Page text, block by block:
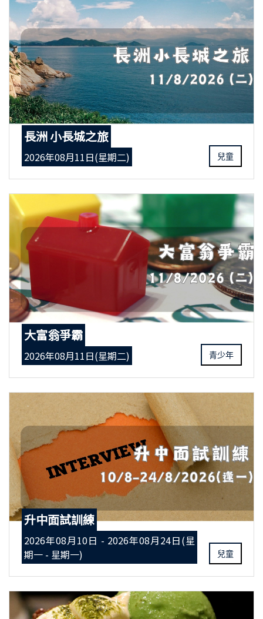
長洲 小長城之旅
2026年08月11日(星期二) 兒童
大富翁爭霸
2026年08月11日(星期二) 青少年
升中面試訓練
2026年08月10日 - 2026年08月24日(星
期一 - 星期一)
兒童